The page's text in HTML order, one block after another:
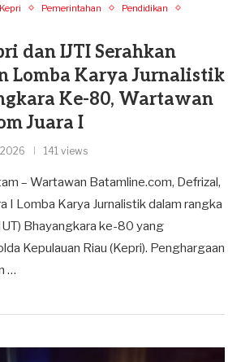
Kepri Pemerintahan
Pendidikan
dan IJTI Serahkan
Lomba Karya Jurnalistik
Ke-80, Wartawan
Juara I
2026 141 views
– Wartawan Batamline.com, Defrizal,
I Lomba Karya Jurnalistik dalam rangka
Bhayangkara ke-80 yang
Kepulauan Riau (Kepri). Penghargaan
…